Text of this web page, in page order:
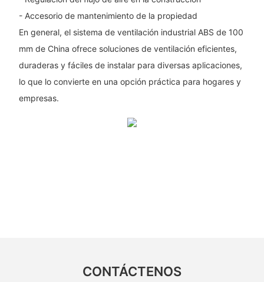
- Accesorio de mantenimiento de la propiedad
En general, el sistema de ventilación industrial ABS de 100
mm de China ofrece soluciones de ventilación eficientes,
duraderas y fáciles de instalar para diversas aplicaciones,
lo que lo convierte en una opción práctica para hogares y
empresas.
CONTÁCTENOS